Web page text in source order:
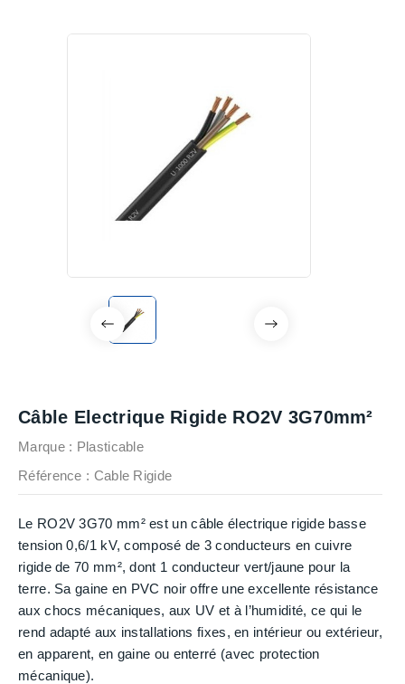
Câble Electrique Rigide RO2V 3G70mm²
Marque : Plasticable
Référence : Cable Rigide
Le RO2V 3G70 mm² est un câble électrique rigide basse
tension 0,6/1 kV, composé de 3 conducteurs en cuivre
rigide de 70 mm², dont 1 conducteur vert/jaune pour la
terre. Sa gaine en PVC noir offre une excellente résistance
aux chocs mécaniques, aux UV et à l’humidité, ce qui le
rend adapté aux installations fixes, en intérieur ou extérieur,
en apparent, en gaine ou enterré (avec protection
mécanique).